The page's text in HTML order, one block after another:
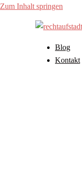
Zum Inhalt springen
Blog
Kontakt